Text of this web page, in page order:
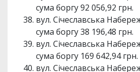
сума боргу 92 056,92 грн.
вул. Січеславська
сума боргу 38 196,48 грн.
вул. Січеславська
сума боргу 169 642,94 грн.
вул. Січеславська